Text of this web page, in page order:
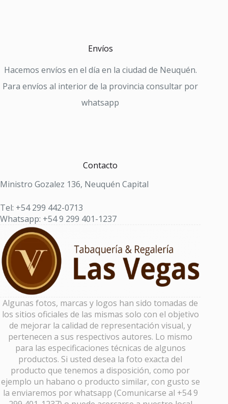
Envíos
Hacemos envíos en el día en la ciudad de Neuquén.
Para envíos al interior de la provincia consultar por
whatsapp
Contacto
Ministro Gozalez 136, Neuquén Capital
Tel: +54 299 442-0713
Whatsapp: +54 9 299 401-1237
Algunas fotos, marcas y logos han sido tomadas de
los sitios oficiales de las mismas solo con el objetivo
de mejorar la calidad de representación visual, y
pertenecen a sus respectivos autores. Lo mismo
para las especificaciones técnicas de algunos
productos. Si usted desea la foto exacta del
producto que tenemos a disposición, como por
ejemplo un habano o producto similar, con gusto se
la enviaremos por whatsapp (Comunicarse al +54 9